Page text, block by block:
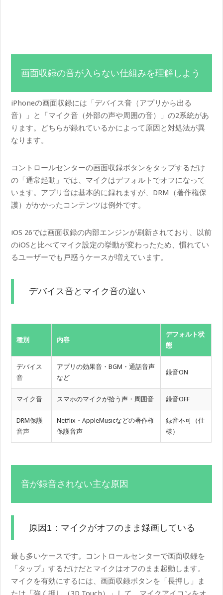
画面収録の音が入らない仕組みを理解しよう
iPhoneの画面収録には「デバイス音（アプリから出る
音）」と「マイク音（外部の声や周囲の音）」の2系統があ
ります。どちらが録れているかによって原因と対処法が異
なります。
コントロールセンターの画面収録ボタンをタップするだけ
の「通常起動」では、マイクはデフォルトでオフになって
います。アプリ音は基本的に録れますが、DRM（著作権保
護）がかかったコンテンツは例外です。
iOS 26では画面収録の内部エンジンが刷新されており、以前
のiOSと比べてマイク設定の挙動が変わったため、慣れてい
るユーザーでも戸惑うケースが増えています。
デバイス音とマイク音の違い
種別 内容
デフォルト状
態
デバイス
音
アプリの効果音・BGM・通話音声
など
録音ON
マイク音 スマホのマイクが拾う声・周囲音 録音OFF
DRM保護
音声
Netflix・AppleMusicなどの著作権
保護音声
録音不可（仕
様）
音が録音されない主な原因
原因1：マイクがオフのまま録画している
最も多いケースです。コントロールセンターで画面収録を
「タップ」するだけだとマイクはオフのまま起動します。
マイクを有効にするには、画面収録ボタンを「長押し」ま